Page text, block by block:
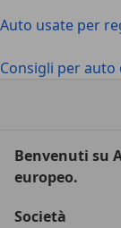
Auto usate per
Consigli per
Benvenuti su
europeo.
Società